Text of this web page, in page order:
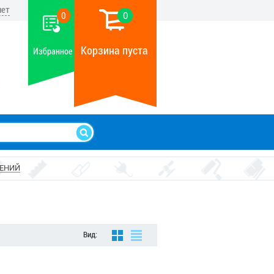
Избранное
0 0
Корзина пуста
Вид: